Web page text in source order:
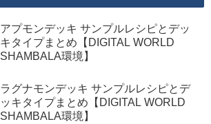
アプモンデッキ サンプルレシピとデッ
キタイプまとめ【DIGITAL WORLD
SHAMBALA環境】
ラグナモンデッキ サンプルレシピとデ
ッキタイプまとめ【DIGITAL WORLD
SHAMBALA環境】